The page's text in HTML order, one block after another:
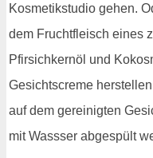
Kosmetikstudio gehen.
dem Fruchtfleisch eines
Pfirsichkernöl und
Gesichtscreme
auf dem gereinigten
mit Wassser abgespült